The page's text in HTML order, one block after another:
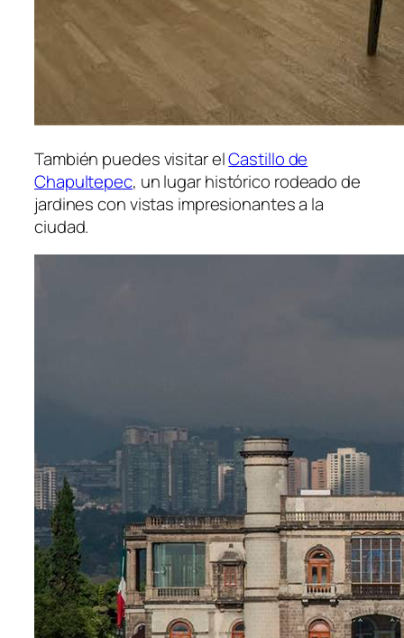
También puedes visitar elCastillo de
Chapultepec, un lugar histórico rodeado de
jardines con vistas impresionantes a la
ciudad.